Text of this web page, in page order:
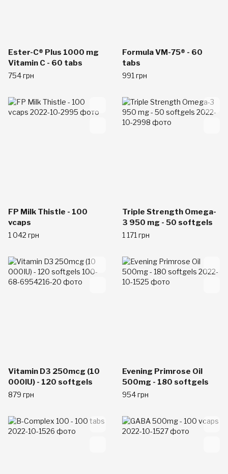
Ester-C® Plus 1000 mg
Vitamin C - 60 tabs
754 грн
Formula VM-75® - 60
tabs
991 грн
FP Milk Thistle - 100
vcaps
1 042 грн
Triple Strength Omega-
3 950 mg - 50 softgels
1 171 грн
Vitamin D3 250mcg (10
000IU) - 120 softgels
879 грн
Evening Primrose Oil
500mg - 180 softgels
954 грн